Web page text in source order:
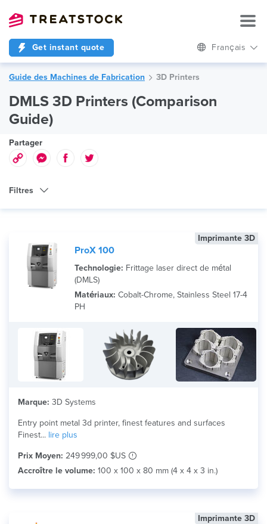
Get instant quote Français
Guide des Machines de Fabrication 3D Printers
DMLS 3D Printers (Comparison
Guide)
Partager
Filtres
Technologie
Marque
Matériau
Imprimante 3D
ProX 100
Technologie: Frittage laser direct de métal
(DMLS)
Matériaux: Cobalt-Chrome, Stainless Steel 17-4
PH
Marque: 3D Systems
Entry point metal 3d printer, finest features and surfaces
Finest... lire plus
Prix Moyen: 249 999,00 $US
Accroître le volume: 100 x 100 x 80 mm (4 x 4 x 3 in.)
Imprimante 3D